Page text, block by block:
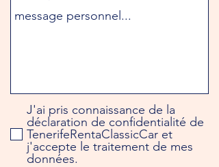
J'ai pris connaissance de la
déclaration de confidentialité de
TenerifeRentaClassicCar et
j'accepte le traitement de mes
données.